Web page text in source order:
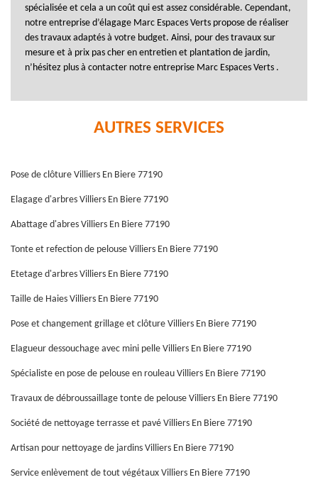
spécialisée et cela a un coût qui est assez considérable. Cependant,
notre entreprise d’élagage Marc Espaces Verts propose de réaliser
des travaux adaptés à votre budget. Ainsi, pour des travaux sur
mesure et à prix pas cher en entretien et plantation de jardin,
n’hésitez plus à contacter notre entreprise Marc Espaces Verts .
AUTRES SERVICES
Pose de clôture Villiers En Biere 77190
Elagage d'arbres Villiers En Biere 77190
Abattage d'abres Villiers En Biere 77190
Tonte et refection de pelouse Villiers En Biere 77190
Etetage d'arbres Villiers En Biere 77190
Taille de Haies Villiers En Biere 77190
Pose et changement grillage et clôture Villiers En Biere 77190
Elagueur dessouchage avec mini pelle Villiers En Biere 77190
Spécialiste en pose de pelouse en rouleau Villiers En Biere 77190
Travaux de débroussaillage tonte de pelouse Villiers En Biere 77190
Société de nettoyage terrasse et pavé Villiers En Biere 77190
Artisan pour nettoyage de jardins Villiers En Biere 77190
Service enlèvement de tout végétaux Villiers En Biere 77190